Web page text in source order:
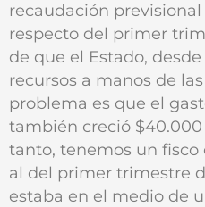
recaudación
respecto del primer
de que el Estado,
recursos a manos de
problema es que el
también creció $40.000
tanto, tenemos un
al del primer trimestre
estaba en el medio de